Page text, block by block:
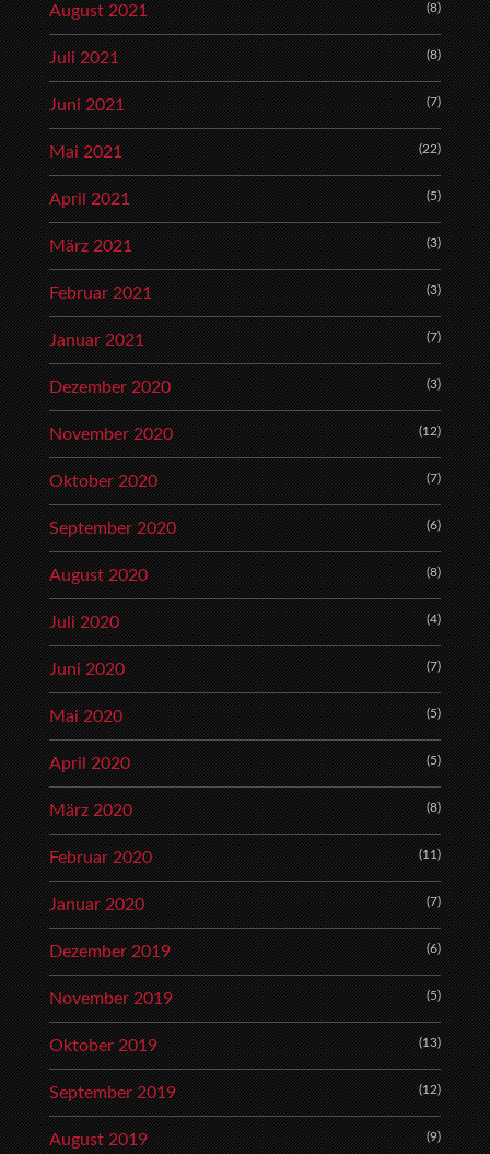
August 2021 (8)
Juli 2021 (8)
Juni 2021 (7)
Mai 2021 (22)
April 2021 (5)
März 2021 (3)
Februar 2021 (3)
Januar 2021 (7)
Dezember 2020 (3)
November 2020 (12)
Oktober 2020 (7)
September 2020 (6)
August 2020 (8)
Juli 2020 (4)
Juni 2020 (7)
Mai 2020 (5)
April 2020 (5)
März 2020 (8)
Februar 2020 (11)
Januar 2020 (7)
Dezember 2019 (6)
November 2019 (5)
Oktober 2019 (13)
September 2019 (12)
August 2019 (9)